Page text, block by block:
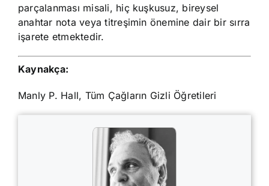
parçalanması misali, hiç kuşkusuz, bireysel
anahtar nota veya titreşimin önemine dair bir sırra
işarete etmektedir.
Kaynakça:
Manly P. Hall, Tüm Çağların Gizli Öğretileri